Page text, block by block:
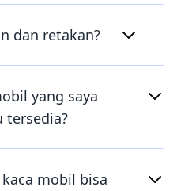
dan retakan?
yang saya
tersedia?
mobil bisa